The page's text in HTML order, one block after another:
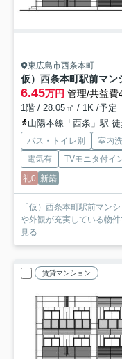
東広島市西条本町
仮）西条本町駅前マン
6.45万円 管理/共益費
1階 / 28.05㎡ / 1K /予定
山陽本線「西条」駅
バス・トイレ別 室内
電気有
TVモニタ付イ
礼0 新築
「仮）西条本町駅前マン
や外観が充実している物
見る
賃貸マンション